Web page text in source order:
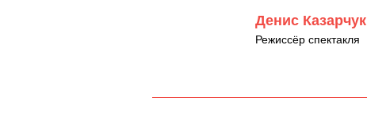
Денис Казарчук
Режиссёр спектакля